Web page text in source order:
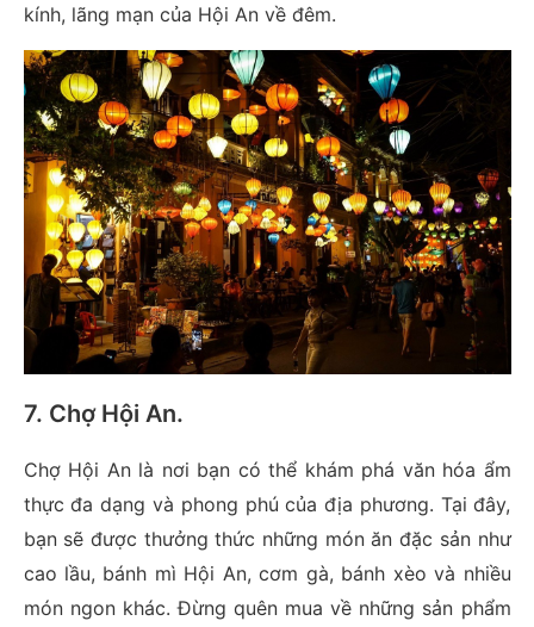
kính, lãng mạn của Hội An về đêm.
7. Chợ Hội An.
Chợ Hội An là nơi bạn có thể khám phá văn hóa ẩm
thực đa dạng và phong phú của địa phương. Tại đây,
bạn sẽ được thưởng thức những món ăn đặc sản như
cao lầu, bánh mì Hội An, cơm gà, bánh xèo và nhiều
món ngon khác. Đừng quên mua về những sản phẩm